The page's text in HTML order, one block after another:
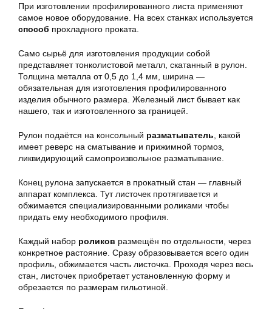
При изготовлении профилированного листа применяют
самое новое оборудование. На всех станках используется
способ прохладного проката.
Само сырьё для изготовления продукции собой
представляет тонколистовой металл, скатанный в рулон.
Толщина металла от 0,5 до 1,4 мм, ширина —
обязательная для изготовления профилированного
изделия обычного размера. Железный лист бывает как
нашего, так и изготовленного за границей.
Рулон подаётся на консольный разматыватель , какой
имеет реверс на сматывание и прижимной тормоз,
ликвидирующий самопроизвольное разматывание.
Конец рулона запускается в прокатный стан — главный
аппарат комплекса. Тут листочек протягивается и
обжимается специализированными роликами чтобы
придать ему необходимого профиля.
Каждый набор роликов размещён по отдельности, через
конкретное растояние. Сразу образовывается всего один
профиль, обжимается часть листочка. Проходя через весь
стан, листочек приобретает установленную форму и
обрезается по размерам гильотиной.